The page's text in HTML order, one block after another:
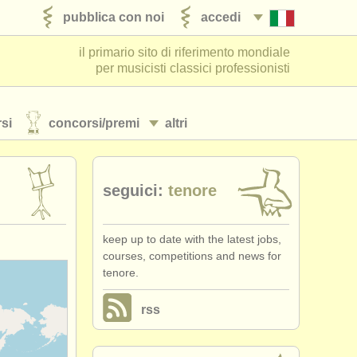
accedi
pubblica con noi
il primario sito di riferimento mondiale
per musicisti classici professionisti
altri
concorsi/premi
seguici: tenore
keep up to date with the latest jobs,
courses, competitions and news for
tenore.
rss